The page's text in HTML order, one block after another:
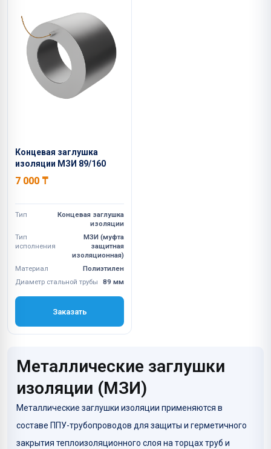
Концевая заглушка
изоляции МЗИ 89/160
7 000 ₸
Тип
Концевая заглушка
изоляции
Тип
исполнения
МЗИ (муфта
защитная
изоляционная)
Материал
Полиэтилен
Диаметр стальной трубы
89 мм
Заказать
Металлические заглушки
изоляции (МЗИ)
Металлические заглушки изоляции применяются в
составе ППУ-трубопроводов для защиты и герметичного
закрытия теплоизоляционного слоя на торцах труб и